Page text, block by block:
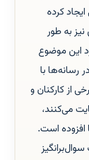
کرده
به طور
این موضوع
رسانه‌ها با
از کارکنان و
می‌کنند،
است.